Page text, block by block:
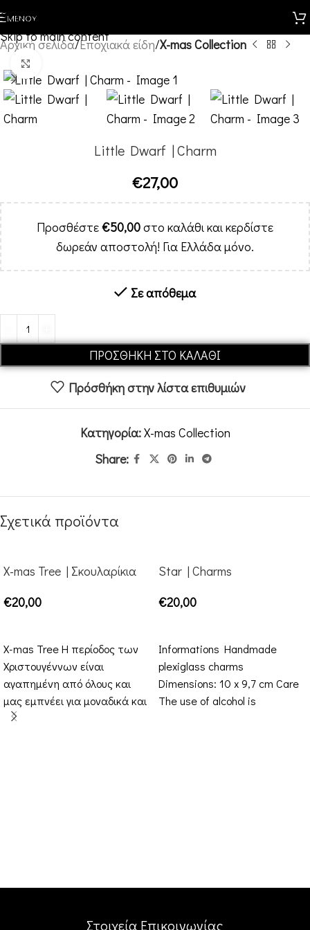
Skip to navigation
Skip to main content
ΜΕΝΟΎ
Αρχική σελίδα Εποχιακά είδη X-mas Collection
Little Dwarf | Charm
€27,00
Προσθέστε€50,00στο καλάθι και κερδίστε
δωρεάν αποστολή! Για Ελλάδα μόνο.
Σε απόθεμα
ΠΡΟΣΘΉΚΗ ΣΤΟ ΚΑΛΆΘΙ
Πρόσθήκη στην λίστα επιθυμιών
Κατηγορία:X-mas Collection
Share:
Σχετικά προϊόντα
X-mas Tree | Σκουλαρίκια
€20,00
X-mas Tree Η περίοδος των
Χριστουγέννων είναι
αγαπημένη από όλους και
μας εμπνέει για μοναδικά και
εκλεπτυσμένα outfits. Ιδού
Star | Charms
€20,00
Informations Handmade
plexiglass charms
Dimensions: 10 x 9,7 cm Care
The use of alcohol is
Στοιχεία Επικοινωνίας